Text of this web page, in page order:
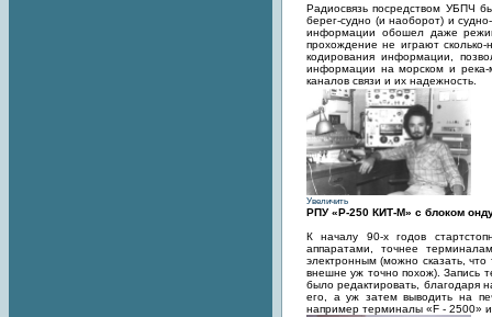
Радиосвязь посредством УБПЧ
берег-судно (и наоборот) и
информации обошел даже
прохождение не играют
кодирования информации,
информации на морском и река-
каналов связи и их надежность.
Увеличить
РПУ «Р-250 КИТ-М» с блоком
К началу 90-х годов
аппаратами, точнее
электронным (можно сказать,
внешне уж точно похож). Запись
было редактировать, благодаря
его, а уж затем выводить на
например терминалы «F - 2500»